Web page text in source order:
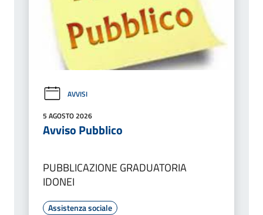
AVVISI
5 AGOSTO 2026
Avviso Pubblico
PUBBLICAZIONE GRADUATORIA
IDONEI
Assistenza sociale